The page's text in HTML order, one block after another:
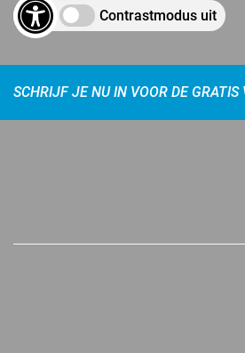
Contrastmodus uit
SCHRIJF JE NU IN VOOR DE